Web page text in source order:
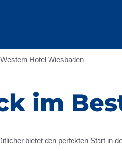
Hotel Wiesbaden
im
bietet den perfekten Start in